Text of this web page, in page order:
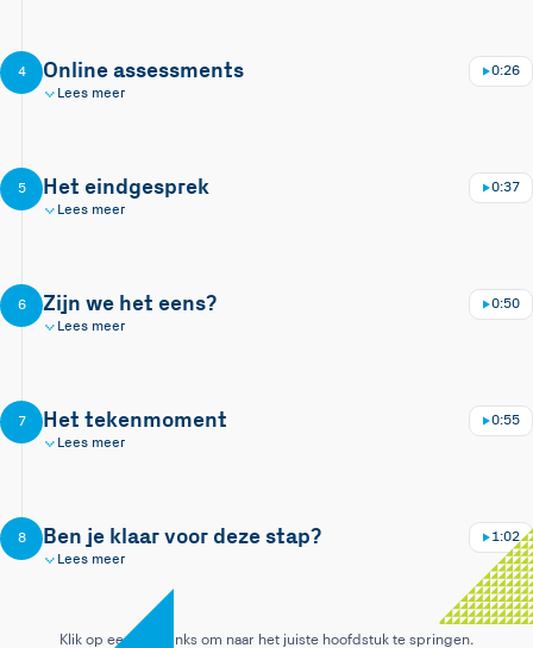
4 Online assessments
0:26
Lees meer
5 Het eindgesprek
0:37
Lees meer
6 Zijn we het eens?
0:50
Lees meer
7 Het tekenmoment
0:55
Lees meer
8 Ben je klaar voor deze stap?
1:02
Lees meer
Leuk dat je interesse hebt!
0:00 · stap 1 van 8
Klik op een stap links om naar het juiste hoofdstuk te springen.